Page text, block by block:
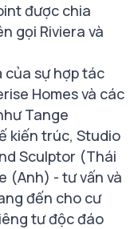
được chia
gọi Riviera và
của sự hợp tác
Homes và các
Tange
kiến trúc, Studio
Sculptor (Thái
(Anh) - tư vấn và
đến cho cư
tư độc đáo